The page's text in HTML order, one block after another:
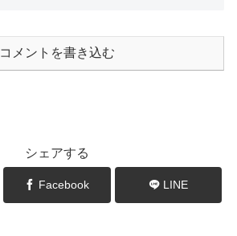
コメントを書き込む
シェアする
Facebook LINE